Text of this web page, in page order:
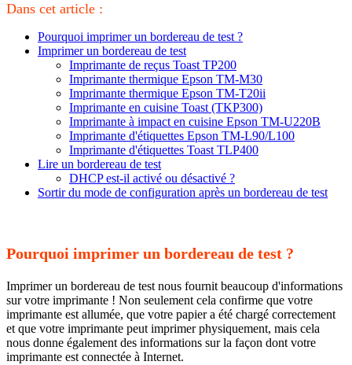
Dans cet article :
Pourquoi imprimer un bordereau de test ?
Imprimer un bordereau de test
Imprimante de reçus Toast TP200
Imprimante thermique Epson TM-M30
Imprimante thermique Epson TM-T20ii
Imprimante en cuisine Toast (TKP300)
Imprimante à impact en cuisine Epson TM-U220B
Imprimante d'étiquettes Epson TM-L90/L100
Imprimante d'étiquettes Toast TLP400
Lire un bordereau de test
DHCP est-il activé ou désactivé ?
Sortir du mode de configuration après un bordereau de test
Pourquoi imprimer un bordereau de test ?
Imprimer un bordereau de test nous fournit beaucoup d'informations
sur votre imprimante ! Non seulement cela confirme que votre
imprimante est allumée, que votre papier a été chargé correctement
et que votre imprimante peut imprimer physiquement, mais cela
nous donne également des informations sur la façon dont votre
imprimante est connectée à Internet.